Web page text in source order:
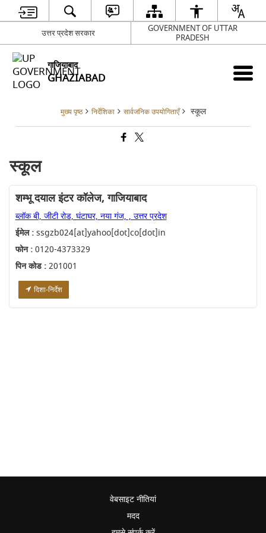
उत्तर प्रदेश सरकार
GOVERNMENT OF UTTAR
PRADESH
गाजियाबाद
GHAZIABAD
मुख्य पृष्ठ निर्देशिका सार्वजनिक उपयोगिताएँ स्कूल
स्कूल
शम्भू दयाल इंटर कॉलेज, गाजियाबाद
ब्लॉक बी, जीटी रोड, घंटाघर, नया गंज, , उत्तर प्रदेश
ईमेल :ssgzb024[at]yahoo[dot]co[dot]in
फोन :0120-4373329
पिन कोड :201001
दिशा-निर्देश
वेबसाइट नीतियां
मदद